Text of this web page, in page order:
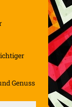
Genuss